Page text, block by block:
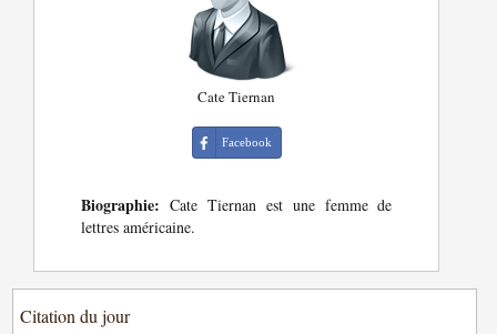
Cate Tiernan
Facebook
Biographie: Cate Tiernan est une femme de
lettres américaine.
Citation du jour